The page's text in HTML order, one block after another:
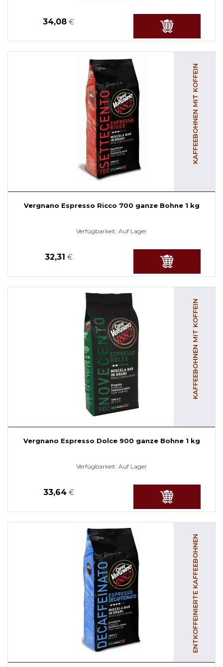
34,08 €
KAFFEEBOHNEN MIT KOFFEIN
Vergnano Espresso Ricco 700 ganze Bohne 1 kg
Verfügbarkeit: Auf Lager
32,31 €
KAFFEEBOHNEN MIT KOFFEIN
Vergnano Espresso Dolce 900 ganze Bohne 1 kg
Verfügbarkeit: Auf Lager
33,64 €
ENTKOFFEINIERTE KAFFEEBOHNEN